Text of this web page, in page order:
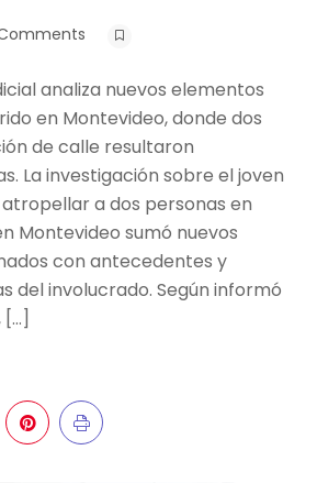
analiza nuevos elementos
en Montevideo, donde dos
de calle resultaron
La investigación sobre el joven
a dos personas en
Montevideo sumó nuevos
con antecedentes y
del involucrado. Según informó
[…]